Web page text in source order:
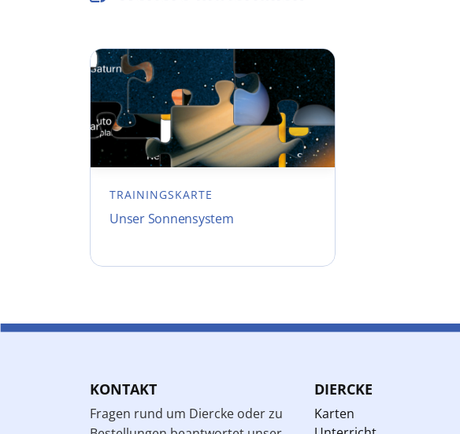
TRAININGSKARTE
Unser Sonnensystem
KONTAKT
Fragen rund um Diercke oder zu
DIERCKE
Karten